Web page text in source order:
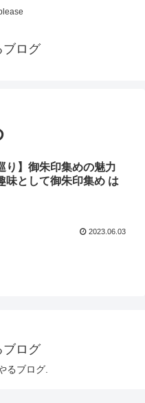
ブログ
り】御朱印集めの魅力
味として御朱印集め は
2023.06.03
ブログ
るブログ.